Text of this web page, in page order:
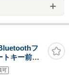
フ
トキー前方
チックハ
フロアマ
可